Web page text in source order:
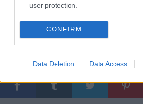
user protection.
CONFIRM
Data Deletion Data Access